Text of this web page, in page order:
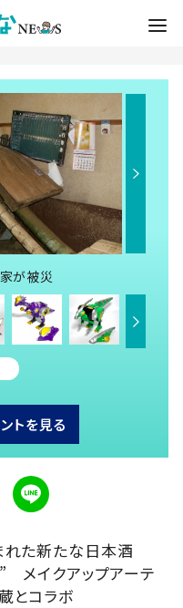
が被災
トを見る
た新たな日本酒
メイクアップアーテ
とコラボ